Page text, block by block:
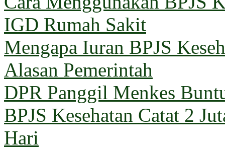
IGD Rumah Sakit
Mengapa Iuran BPJS
Alasan Pemerintah
DPR Panggil Menkes
BPJS Kesehatan Catat 2
Hari